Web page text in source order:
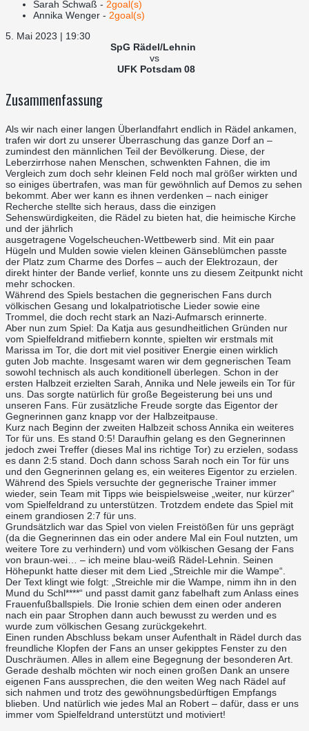
Sarah Schwaß - 2goal(s)
Annika Wenger - 2goal(s)
5. Mai 2023 | 19:30
SpG Rädel/Lehnin
vs
UFK Potsdam 08
Zusammenfassung
Als wir nach einer langen Überlandfahrt endlich in Rädel ankamen,
trafen wir dort zu unserer Überraschung das ganze Dorf an –
zumindest den männlichen Teil der Bevölkerung. Diese, der
Leberzirrhose nahen Menschen, schwenkten Fahnen, die im
Vergleich zum doch sehr kleinen Feld noch mal größer wirkten und
so einiges übertrafen, was man für gewöhnlich auf Demos zu sehen
bekommt. Aber wer kann es ihnen verdenken – nach einiger
Recherche stellte sich heraus, dass die einzigen
Sehenswürdigkeiten, die Rädel zu bieten hat, die heimische Kirche
und der jährlich
ausgetragene Vogelscheuchen-Wettbewerb sind. Mit ein paar
Hügeln und Mulden sowie vielen kleinen Gänseblümchen passte
der Platz zum Charme des Dorfes – auch der Elektrozaun, der
direkt hinter der Bande verlief, konnte uns zu diesem Zeitpunkt nicht
mehr schocken.
Während des Spiels bestachen die gegnerischen Fans durch
völkischen Gesang und lokalpatriotische Lieder sowie eine
Trommel, die doch recht stark an Nazi-Aufmarsch erinnerte.
Aber nun zum Spiel: Da Katja aus gesundheitlichen Gründen nur
vom Spielfeldrand mitfiebern konnte, spielten wir erstmals mit
Marissa im Tor, die dort mit viel positiver Energie einen wirklich
guten Job machte. Insgesamt waren wir dem gegnerischen Team
sowohl technisch als auch konditionell überlegen. Schon in der
ersten Halbzeit erzielten Sarah, Annika und Nele jeweils ein Tor für
uns. Das sorgte natürlich für große Begeisterung bei uns und
unseren Fans. Für zusätzliche Freude sorgte das Eigentor der
Gegnerinnen ganz knapp vor der Halbzeitpause.
Kurz nach Beginn der zweiten Halbzeit schoss Annika ein weiteres
Tor für uns. Es stand 0:5! Daraufhin gelang es den Gegnerinnen
jedoch zwei Treffer (dieses Mal ins richtige Tor) zu erzielen, sodass
es dann 2:5 stand. Doch dann schoss Sarah noch ein Tor für uns
und den Gegnerinnen gelang es, ein weiteres Eigentor zu erzielen.
Während des Spiels versuchte der gegnerische Trainer immer
wieder, sein Team mit Tipps wie beispielsweise „weiter, nur kürzer“
vom Spielfeldrand zu unterstützen. Trotzdem endete das Spiel mit
einem grandiosen 2:7 für uns.
Grundsätzlich war das Spiel von vielen Freistößen für uns geprägt
(da die Gegnerinnen das ein oder andere Mal ein Foul nutzten, um
weitere Tore zu verhindern) und vom völkischen Gesang der Fans
von braun-wei… – ich meine blau-weiß Rädel-Lehnin. Seinen
Höhepunkt hatte dieser mit dem Lied „Streichle mir die Wampe“.
Der Text klingt wie folgt: „Streichle mir die Wampe, nimm ihn in den
Mund du Schl****“ und passt damit ganz fabelhaft zum Anlass eines
Frauenfußballspiels. Die Ironie schien dem einen oder anderen
nach ein paar Strophen dann auch bewusst zu werden und es
wurde zum völkischen Gesang zurückgekehrt.
Einen runden Abschluss bekam unser Aufenthalt in Rädel durch das
freundliche Klopfen der Fans an unser gekipptes Fenster zu den
Duschräumen. Alles in allem eine Begegnung der besonderen Art.
Gerade deshalb möchten wir noch einen großen Dank an unsere
eigenen Fans aussprechen, die den weiten Weg nach Rädel auf
sich nahmen und trotz des gewöhnungsbedürftigen Empfangs
blieben. Und natürlich wie jedes Mal an Robert – dafür, dass er uns
immer vom Spielfeldrand unterstützt und motiviert!